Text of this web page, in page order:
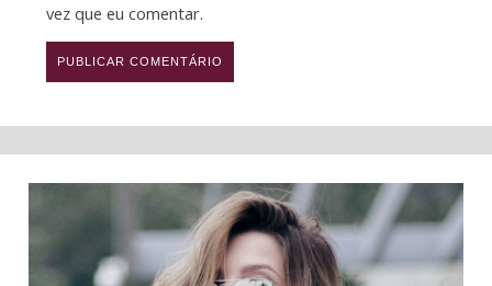
vez que eu comentar.